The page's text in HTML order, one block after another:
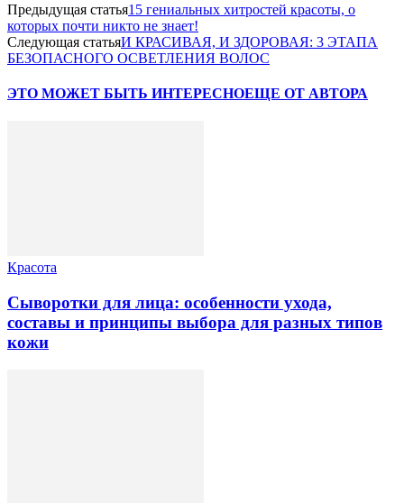
Предыдущая статья15 гениальных хитростей красоты, о
которых почти никто не знает!
Следующая статьяИ КРАСИВАЯ, И ЗДОРОВАЯ: 3 ЭТАПА
БЕЗОПАСНОГО ОСВЕТЛЕНИЯ ВОЛОС
ЭТО МОЖЕТ БЫТЬ ИНТЕРЕСНОЕЩЕ ОТ АВТОРА
Красота
Сыворотки для лица: особенности ухода,
составы и принципы выбора для разных типов
кожи